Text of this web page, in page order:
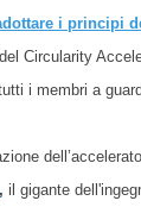
i principi
Circularity
i membri a
, il gigante